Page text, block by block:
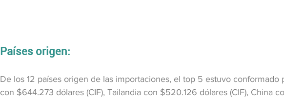
Países origen:
De los 12 países origen de las importaciones, el top 5 estuvo conformado
con $644.273 dólares (CIF), Tailandia con $520.126 dólares (CIF), China